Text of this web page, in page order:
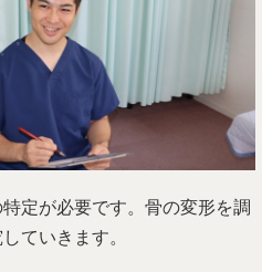
定が必要です。骨の変形を調
ていきます。